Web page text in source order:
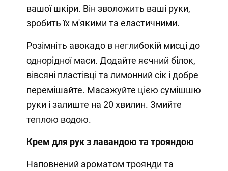
вашої шкіри. Він зволожить ваші руки,
зробить їх м'якими та еластичними.
Розімніть авокадо в неглибокій мисці до
однорідної маси. Додайте яєчний білок,
вівсяні пластівці та лимонний сік і добре
перемішайте. Масажуйте цією сумішшю
руки і залиште на 20 хвилин. Змийте
теплою водою.
Крем для рук з лавандою та трояндою
Наповнений ароматом троянди та